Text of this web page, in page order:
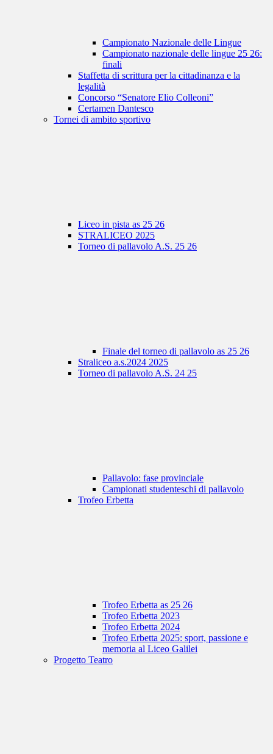
Campionato Nazionale delle Lingue
Campionato nazionale delle lingue 25 26:
finali
Staffetta di scrittura per la cittadinanza e la
legalità
Concorso “Senatore Elio Colleoni”
Certamen Dantesco
Tornei di ambito sportivo
Liceo in pista as 25 26
STRALICEO 2025
Torneo di pallavolo A.S. 25 26
Finale del torneo di pallavolo as 25 26
Straliceo a.s.2024 2025
Torneo di pallavolo A.S. 24 25
Pallavolo: fase provinciale
Campionati studenteschi di pallavolo
Trofeo Erbetta
Trofeo Erbetta as 25 26
Trofeo Erbetta 2023
Trofeo Erbetta 2024
Trofeo Erbetta 2025: sport, passione e
memoria al Liceo Galilei
Progetto Teatro